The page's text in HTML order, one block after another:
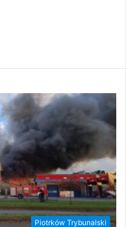
Piotrków Trybunalski